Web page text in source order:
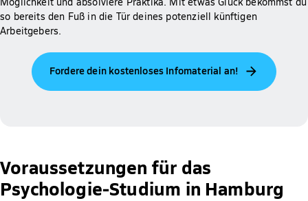
so bereits den Fuß in die Tür deines potenziell künftigen
Arbeitgebers.
Fordere dein kostenloses Infomaterial an!
Voraussetzungen für das
Psychologie-Studium in Hamburg